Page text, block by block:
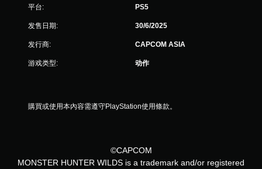
平台: PS5
发售日期: 30/6/2025
发行商: CAPCOM ASIA
游戏类型: 动作
購買或使用本內容需遵守PlayStation使用條款。
©CAPCOM
MONSTER HUNTER WILDS is a trademark and/or registered